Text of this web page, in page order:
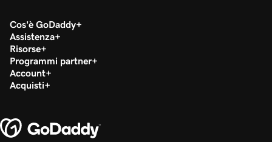
Cos'è GoDaddy
Assistenza
Risorse
Programmi partner
Account
Acquisti